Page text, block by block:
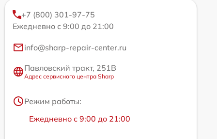
+7 (800) 301-97-75
Ежедневно с 9:00 до 21:00
info@sharp-repair-center.ru
Павловский тракт, 251В
Адрес сервисного центра Sharp
Режим работы:
Ежедневно с 9:00 до 21:00